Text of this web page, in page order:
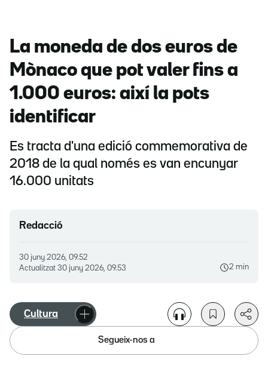
La moneda de dos euros de
Mònaco que pot valer fins a
1.000 euros: així la pots
identificar
Es tracta d'una edició commemorativa de
2018 de la qual només es van encunyar
16.000 unitats
Redacció
30 juny 2026, 09.52
Actualitzat 30 juny 2026, 09.53 2 min
Cultura
Segueix-nos a